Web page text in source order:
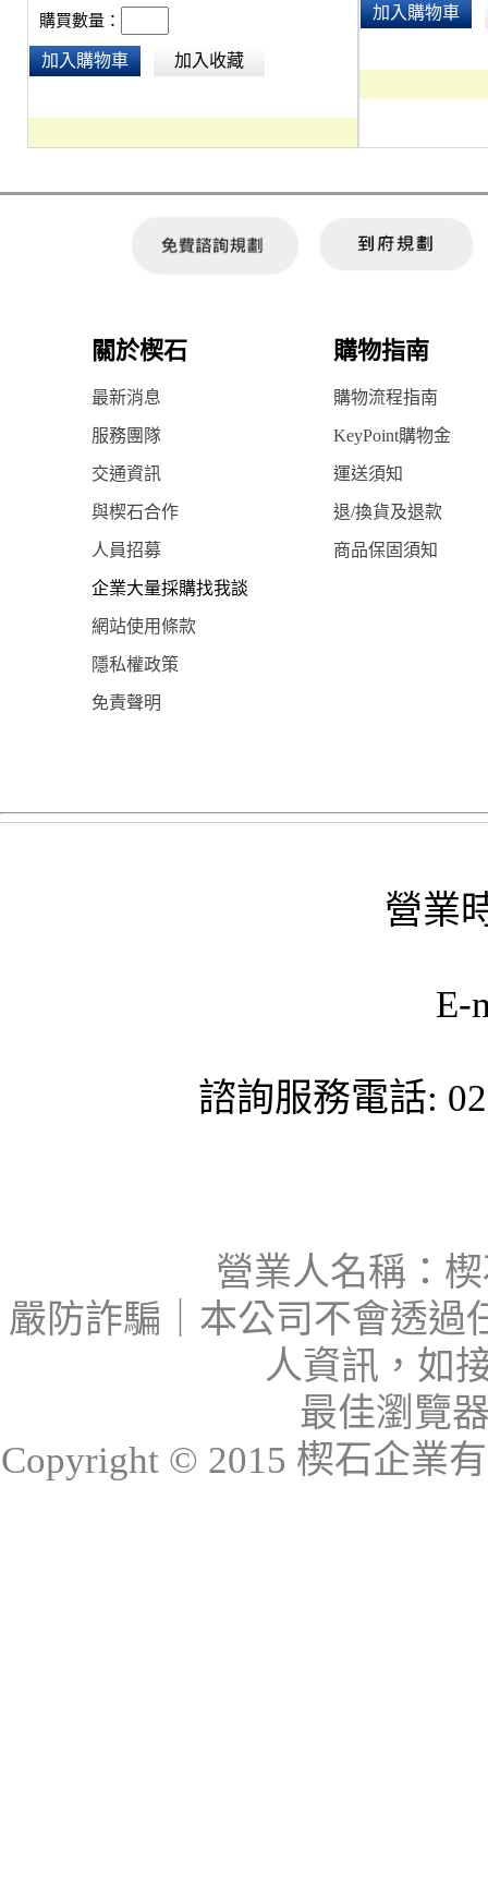
購買數量：
加入購物車 加入收藏
加入購物車
關於楔石 購物指南
最新消息 購物流程指南
服務團隊 KeyPoint購物金
交通資訊 運送須知
與楔石合作 退/換貨及退款
人員招募 商品保固須知
企業大量採購找我談
網站使用條款
隱私權政策
免責聲明
營業
E-
諮詢服務電話:
營業人名稱：
嚴防詐騙｜本公司不會透過
人資訊，如
最佳瀏覽
Copyright © 2015 楔石企業